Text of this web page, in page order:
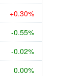
+0.30%
-0.55%
-0.02%
0.00%